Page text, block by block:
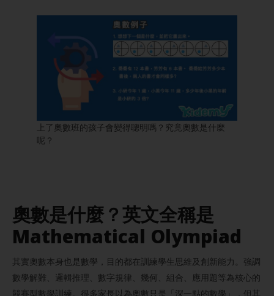
上了奧數班的孩子會變得聰明嗎？究竟奧數是什麼
呢？
奧數是什麼？英文全稱是
Mathematical Olympiad
其實奧數本身也是數學，目的都在訓練學生思維及創新能力。強調
數學解難、邏輯推理、數字規律、幾何、組合、應用題等為核心的
競賽型數學訓練。很多家長以為奧數只是「深一點的數學」，但其